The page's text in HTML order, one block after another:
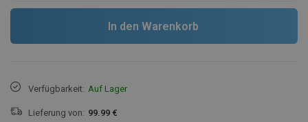
In den Warenkorb
Verfügbarkeit: Auf Lager
Lieferung von: 99.99 €